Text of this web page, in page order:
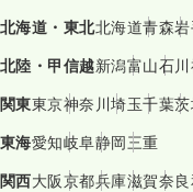
北海道・東北北海道青森
北陸・甲信越新潟富山石川
関東東京神奈川埼玉千葉
東海愛知岐阜静岡三重
関西大阪京都兵庫滋賀奈良